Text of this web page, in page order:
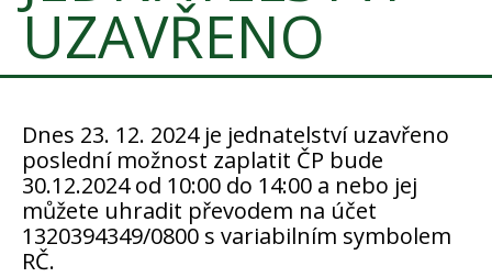
UZAVŘENO
Dnes 23. 12. 2024 je jednatelství uzavřeno
poslední možnost zaplatit ČP bude
30.12.2024 od 10:00 do 14:00 a nebo jej
můžete uhradit převodem na účet
1320394349/0800 s variabilním symbolem
RČ.